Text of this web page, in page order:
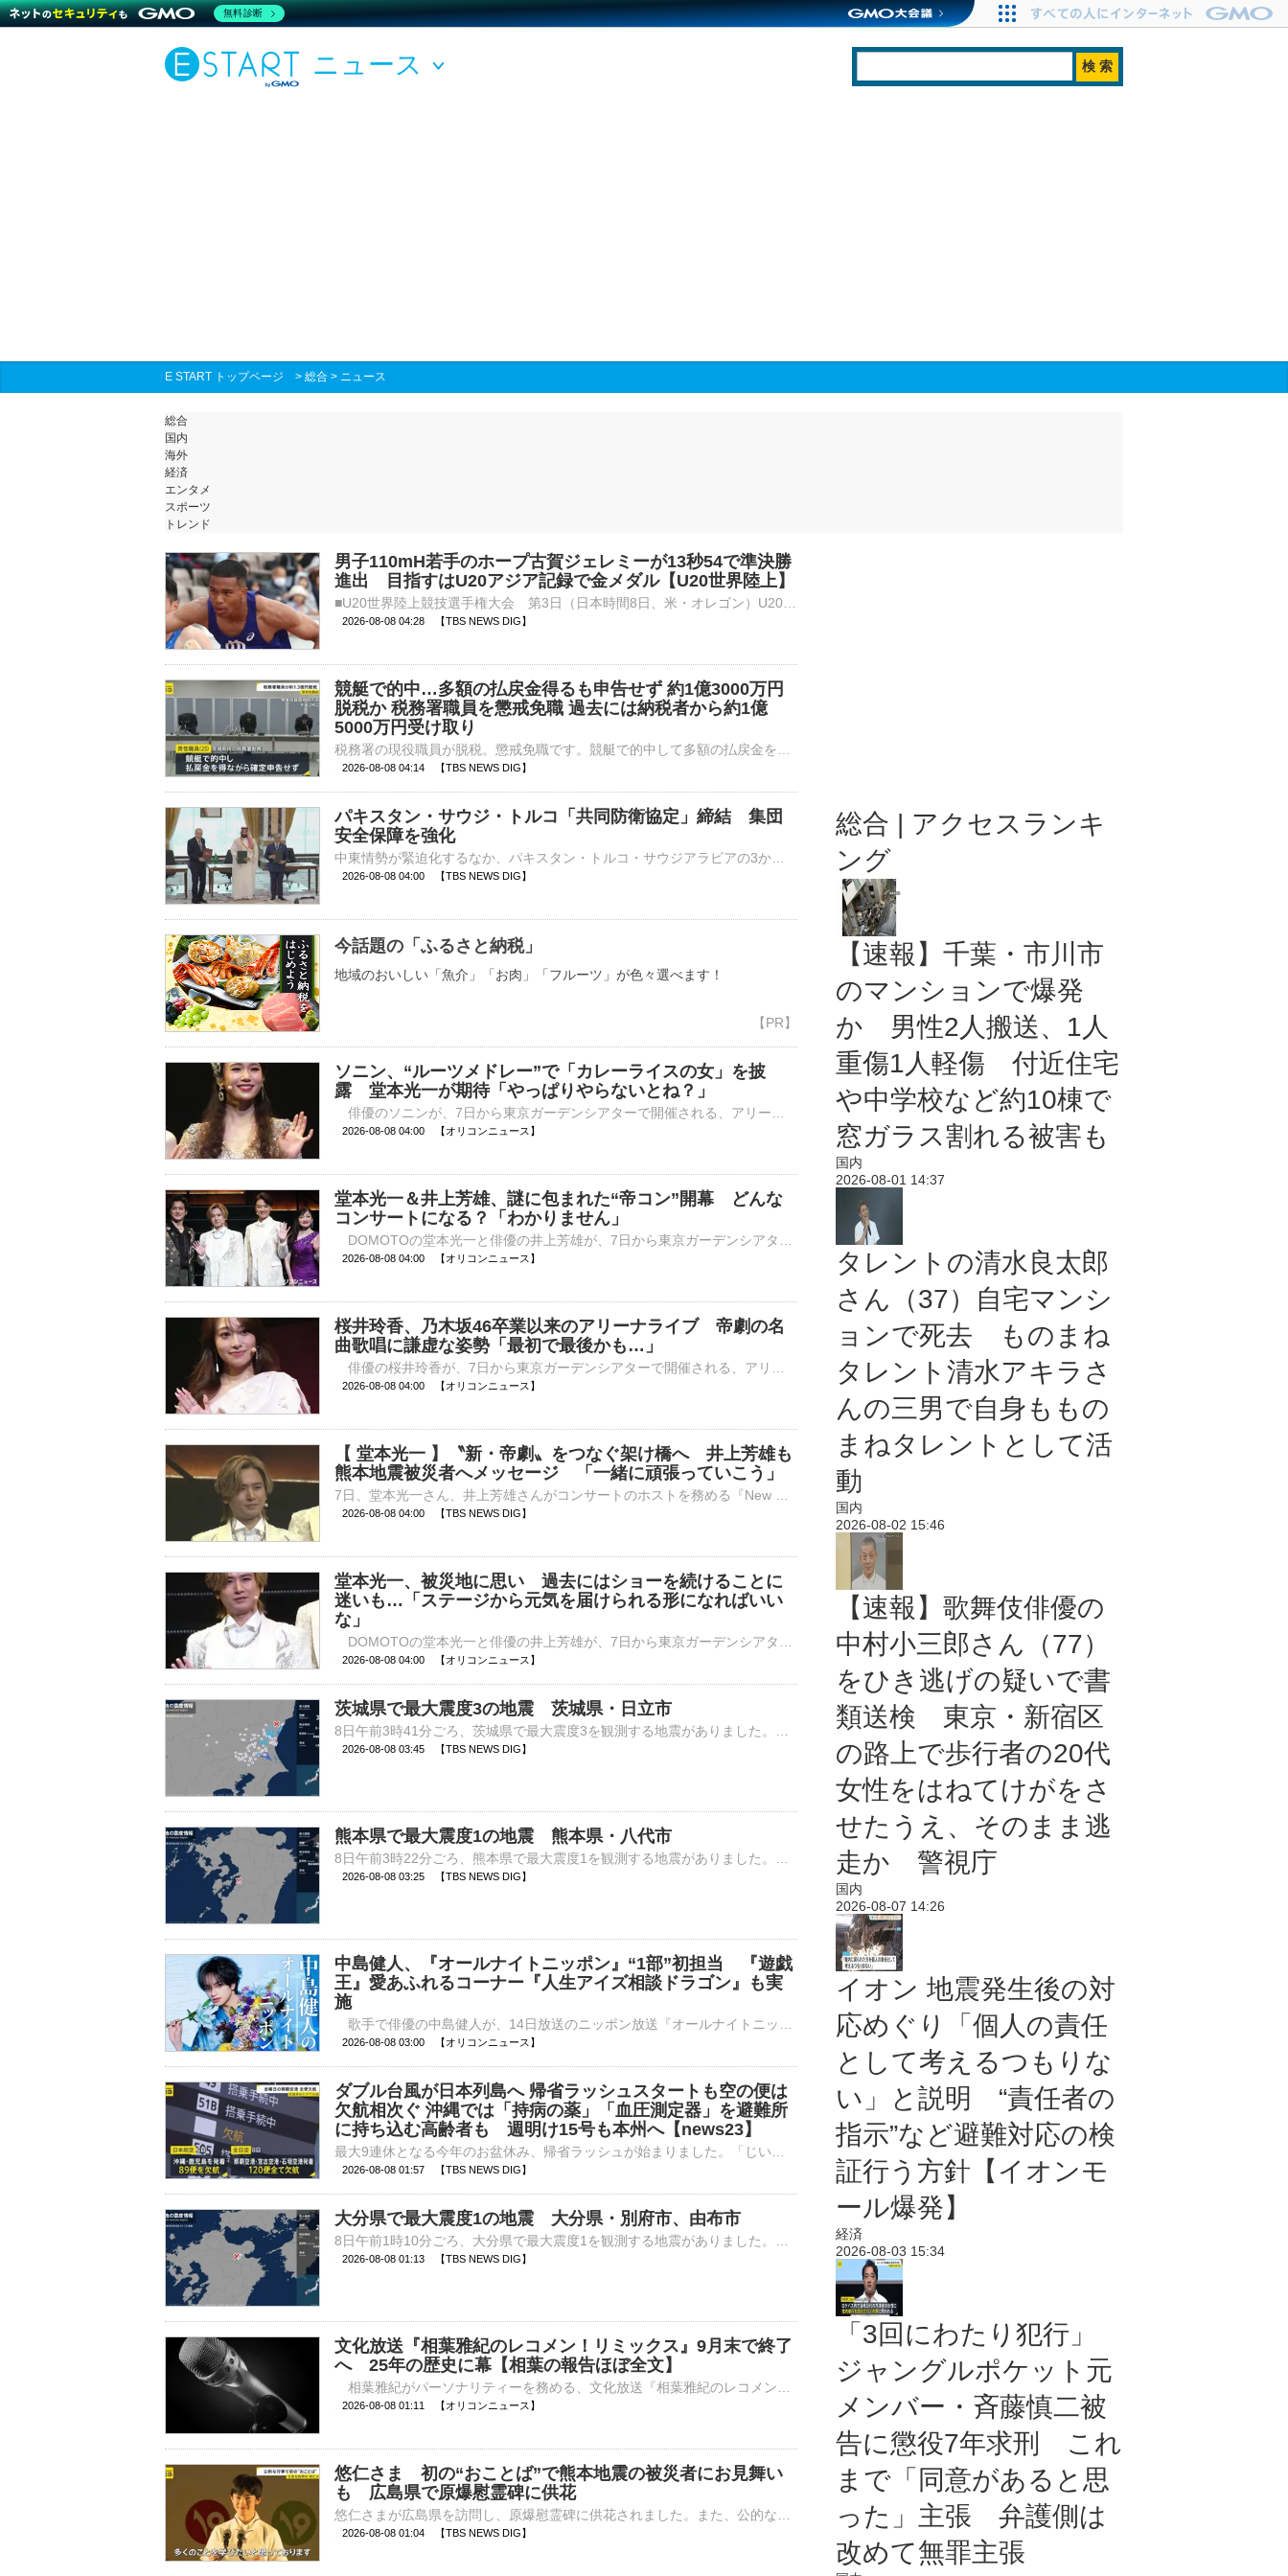
ニュース
E START トップページ > 総合 > ニュース
総合
国内
海外
経済
エンタメ
スポーツ
トレンド
男子110mH若手のホープ古賀ジェレミーが13秒54で準決勝
進出 目指すはU20アジア記録で金メダル【U20世界陸上】
2026-08-08 04:28 【TBS NEWS DIG】
競艇で的中…多額の払戻金得るも申告せず 約1億3000万円
脱税か 税務署職員を懲戒免職 過去には納税者から約1億
5000万円受け取り
2026-08-08 04:14 【TBS NEWS DIG】
パキスタン・サウジ・トルコ「共同防衛協定」締結 集団
安全保障を強化
2026-08-08 04:00 【TBS NEWS DIG】
今話題の「ふるさと納税」
地域のおいしい「魚介」「お肉」「フルーツ」が色々選べます！
ソニン、“ルーツメドレー”で「カレーライスの女」を披
露 堂本光一が期待「やっぱりやらないとね？」
2026-08-08 04:00 【オリコンニュース】
堂本光一＆井上芳雄、謎に包まれた“帝コン”開幕 どんな
コンサートになる？「わかりません」
2026-08-08 04:00 【オリコンニュース】
桜井玲香、乃木坂46卒業以来のアリーナライブ 帝劇の名
曲歌唱に謙虚な姿勢「最初で最後かも…」
2026-08-08 04:00 【オリコンニュース】
【 堂本光一 】〝新・帝劇〟をつなぐ架け橋へ 井上芳雄も
熊本地震被災者へメッセージ 「一緒に頑張っていこう」
2026-08-08 04:00 【TBS NEWS DIG】
堂本光一、被災地に思い 過去にはショーを続けることに
迷いも…「ステージから元気を届けられる形になればいい
な」
2026-08-08 04:00 【オリコンニュース】
茨城県で最大震度3の地震 茨城県・日立市
2026-08-08 03:45 【TBS NEWS DIG】
熊本県で最大震度1の地震 熊本県・八代市
2026-08-08 03:25 【TBS NEWS DIG】
中島健人、『オールナイトニッポン』“1部”初担当 『遊戯
王』愛あふれるコーナー『人生アイズ相談ドラゴン』も実
施
2026-08-08 03:00 【オリコンニュース】
ダブル台風が日本列島へ 帰省ラッシュスタートも空の便は
欠航相次ぐ 沖縄では「持病の薬」「血圧測定器」を避難所
に持ち込む高齢者も 週明け15号も本州へ【news23】
2026-08-08 01:57 【TBS NEWS DIG】
大分県で最大震度1の地震 大分県・別府市、由布市
2026-08-08 01:13 【TBS NEWS DIG】
文化放送『相葉雅紀のレコメン！リミックス』9月末で終了
へ 25年の歴史に幕【相葉の報告ほぼ全文】
2026-08-08 01:11 【オリコンニュース】
悠仁さま 初の“おことば”で熊本地震の被災者にお見舞い
も 広島県で原爆慰霊碑に供花
2026-08-08 01:04 【TBS NEWS DIG】
総合 | アクセスランキ
ング
【速報】千葉・市川市
のマンションで爆発
か 男性2人搬送、1人
重傷1人軽傷 付近住宅
や中学校など約10棟で
窓ガラス割れる被害も
国内
2026-08-01 14:37
タレントの清水良太郎
さん（37）自宅マンシ
ョンで死去 ものまね
タレント清水アキラさ
んの三男で自身ももの
まねタレントとして活
動
国内
2026-08-02 15:46
【速報】歌舞伎俳優の
中村小三郎さん（77）
をひき逃げの疑いで書
類送検 東京・新宿区
の路上で歩行者の20代
女性をはねてけがをさ
せたうえ、そのまま逃
走か 警視庁
国内
2026-08-07 14:26
イオン 地震発生後の対
応めぐり「個人の責任
として考えるつもりな
い」と説明 “責任者の
指示”など避難対応の検
証行う方針【イオンモ
ール爆発】
経済
2026-08-03 15:34
「3回にわたり犯行」
ジャングルポケット元
メンバー・斉藤慎二被
告に懲役7年求刑 これ
まで「同意があると思
った」主張 弁護側は
改めて無罪主張
無料診断